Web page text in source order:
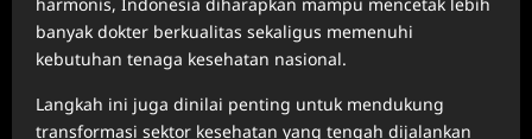
banyak dokter berkualitas sekaligus memenuhi
kebutuhan tenaga kesehatan nasional.
Langkah ini juga dinilai penting untuk mendukung
transformasi sektor kesehatan yang tengah dijalankan